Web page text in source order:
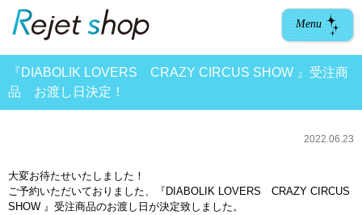
Menu
『DIABOLIK LOVERS CRAZY CIRCUS SHOW 』受注商
品 お渡し日決定！
2022.06.23
大変お待たせいたしました！
ご予約いただいておりました、『DIABOLIK LOVERS CRAZY CIRCUS
SHOW 』受注商品のお渡し日が決定致しました。